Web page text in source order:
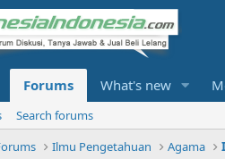
Forums What's new
Search forums
Ilmu Pengetahuan Agama